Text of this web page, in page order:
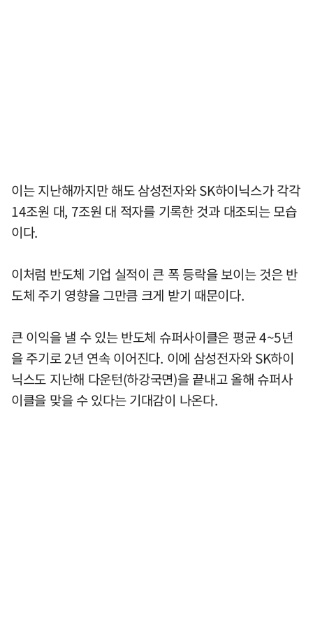
이는 지난해까지만 해도 삼성전자와 SK하이닉스가 각각
14조원 대, 7조원 대 적자를 기록한 것과 대조되는 모습
이다.
이처럼 반도체 기업 실적이 큰 폭 등락을 보이는 것은 반
도체 주기 영향을 그만큼 크게 받기 때문이다.
큰 이익을 낼 수 있는 반도체 슈퍼사이클은 평균 4~5년
을 주기로 2년 연속 이어진다. 이에 삼성전자와 SK하이
닉스도 지난해 다운턴(하강국면)을 끝내고 올해 슈퍼사
이클을 맞을 수 있다는 기대감이 나온다.